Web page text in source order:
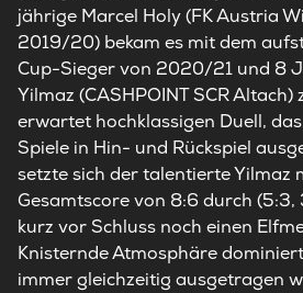
jährige Marcel Holy (FK Austria
2019/20) bekam es mit dem
Cup-Sieger von 2020/21 und 8
Yilmaz (CASHPOINT SCR Altach)
erwartet hochklassigen Duell,
Spiele in Hin- und Rückspiel
setzte sich der talentierte Yilmaz
Gesamtscore von 8:6 durch (5:3,
kurz vor Schluss noch einen
Knisternde Atmosphäre
immer gleichzeitig ausgetragen